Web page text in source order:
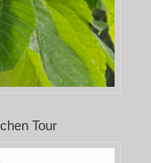
Tour